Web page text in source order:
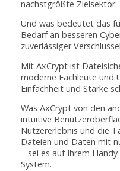
nächstgrößte Zielsektor.
Und was bedeutet das
Bedarf an besseren
zuverlässiger
Mit AxCrypt ist
moderne Fachleute und
Einfachheit und Stärke
Was AxCrypt von den
intuitive
Nutzererlebnis und die
Dateien und Daten mit
– sei es auf Ihrem
System.